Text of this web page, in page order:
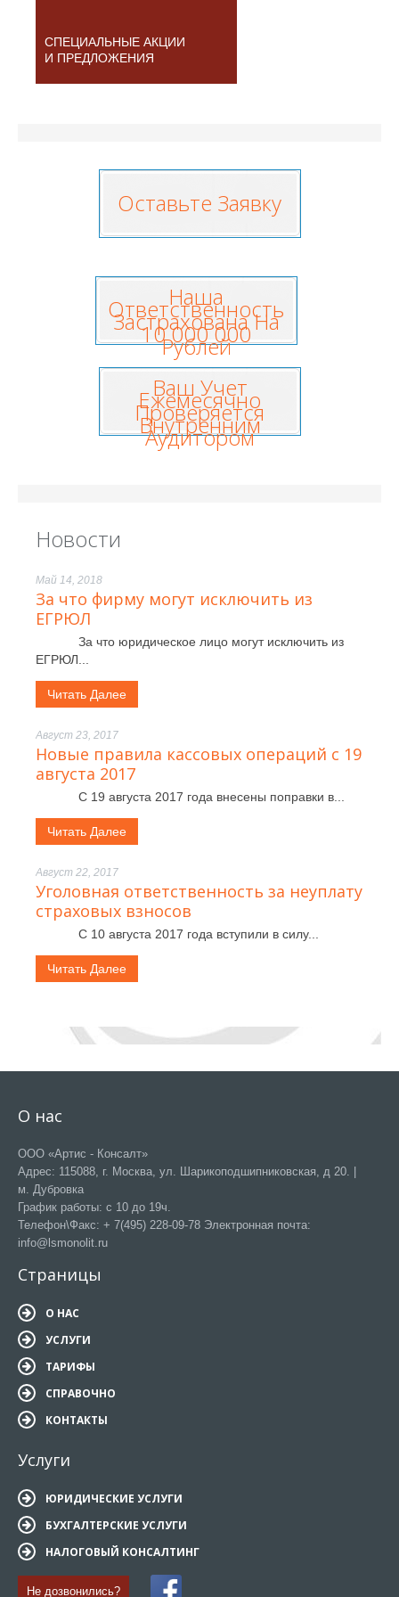
СПЕЦИАЛЬНЫЕ АКЦИИ
И ПРЕДЛОЖЕНИЯ
Оставьте Заявку
Наша
Ответственность
Застрахована На
10 000 000
Рублей
Ваш Учет
Ежемесячно
Проверяется
Внутренним
Аудитором
Новости
Май 14, 2018
За что фирму могут исключить из
ЕГРЮЛ
За что юридическое лицо могут исключить из
ЕГРЮЛ...
Читать Далее
Август 23, 2017
Новые правила кассовых операций с 19
августа 2017
С 19 августа 2017 года внесены поправки в...
Читать Далее
Август 22, 2017
Уголовная ответственность за неуплату
страховых взносов
С 10 августа 2017 года вступили в силу...
Читать Далее
О нас
ООО «Артис - Консалт»
Адрес: 115088, г. Москва, ул. Шарикоподшипниковская, д 20. |
м. Дубровка
График работы: с 10 до 19ч.
Телефон\Факс: + 7(495) 228-09-78 Электронная почта:
info@lsmonolit.ru
Страницы
О НАС
УСЛУГИ
ТАРИФЫ
СПРАВОЧНО
КОНТАКТЫ
Услуги
ЮРИДИЧЕСКИЕ УСЛУГИ
БУХГАЛТЕРСКИЕ УСЛУГИ
НАЛОГОВЫЙ КОНСАЛТИНГ
Не дозвонились?